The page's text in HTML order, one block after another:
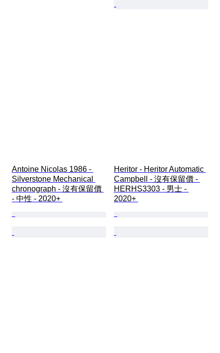
Antoine Nicolas 1986 -
Silverstone Mechanical
chronograph - 沒有保留價
- 中性 - 2020+
Heritor - Heritor Automatic
Campbell - 沒有保留價 -
HERHS3303 - 男士 -
2020+